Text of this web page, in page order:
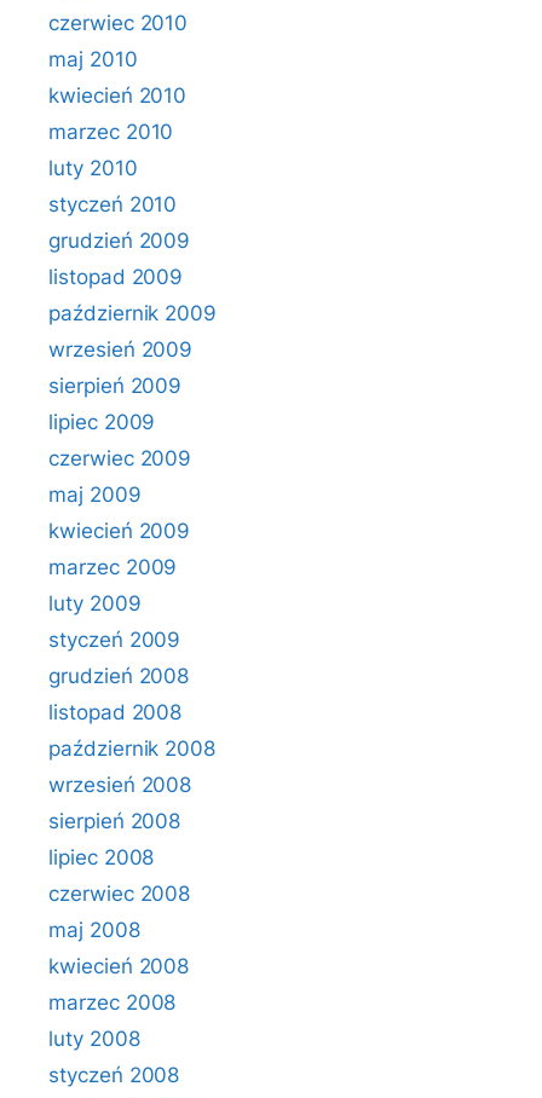
czerwiec 2010
maj 2010
kwiecień 2010
marzec 2010
luty 2010
styczeń 2010
grudzień 2009
listopad 2009
październik 2009
wrzesień 2009
sierpień 2009
lipiec 2009
czerwiec 2009
maj 2009
kwiecień 2009
marzec 2009
luty 2009
styczeń 2009
grudzień 2008
listopad 2008
październik 2008
wrzesień 2008
sierpień 2008
lipiec 2008
czerwiec 2008
maj 2008
kwiecień 2008
marzec 2008
luty 2008
styczeń 2008